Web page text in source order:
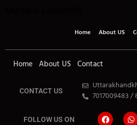
Home About US
Home About US Contact
CONTACT US
7017009483 /
FOLLOW US ON